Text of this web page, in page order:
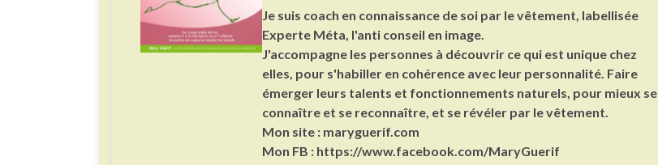
Je suis coach en connaissance de soi par le vêtement, labellisée
Experte Méta, l'anti conseil en image.
J'accompagne les personnes à découvrir ce qui est unique chez
elles, pour s'habiller en cohérence avec leur personnalité. Faire
émerger leurs talents et fonctionnements naturels, pour mieux se
connaître et se reconnaître, et se révéler par le vêtement.
Mon site : maryguerif.com
Mon FB : https://www.facebook.com/MaryGuerif